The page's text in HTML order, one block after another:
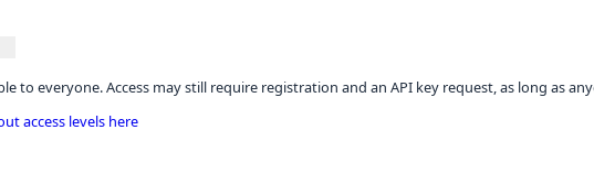
to everyone. Access may still require registration and an API key request, as long as
access levels here